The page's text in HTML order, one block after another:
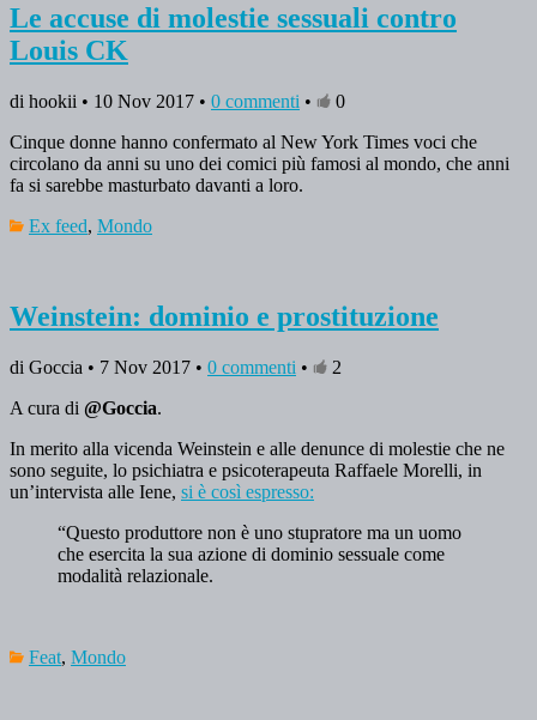
Le accuse di molestie sessuali contro
Louis CK
di hookii • 10 Nov 2017 • 0 commenti •
0
Cinque donne hanno confermato al New York Times voci che
circolano da anni su uno dei comici più famosi al mondo, che anni
fa si sarebbe masturbato davanti a loro.
Ex feed, Mondo
Weinstein: dominio e prostituzione
di Goccia • 7 Nov 2017 • 0 commenti •
2
A cura di @Goccia.
In merito alla vicenda Weinstein e alle denunce di molestie che ne
sono seguite, lo psichiatra e psicoterapeuta Raffaele Morelli, in
un’intervista alle Iene, si è così espresso:
“Questo produttore non è uno stupratore ma un uomo
che esercita la sua azione di dominio sessuale come
modalità relazionale.
Feat, Mondo